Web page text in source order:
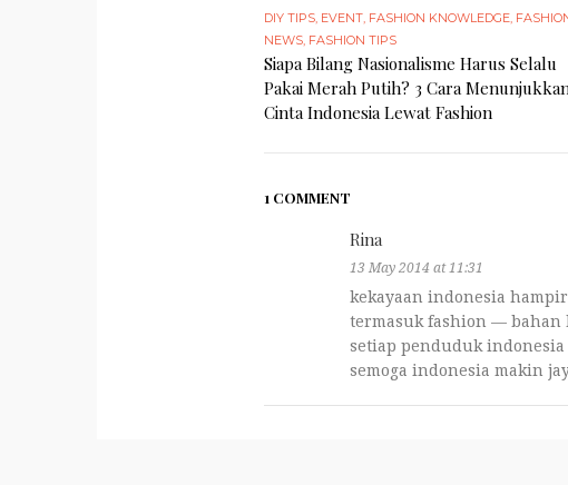
DIY TIPS, EVENT, FASHION KNOWLEDGE,
NEWS, FASHION TIPS
Siapa Bilang Nasionalisme Harus Selalu
Pakai Merah Putih? 3 Cara
Cinta Indonesia Lewat Fashion
1 COMMENT
Rina
13 May 2014 at 11:31
kekayaan indonesia
termasuk fashion — bahan
setiap penduduk
semoga indonesia makin